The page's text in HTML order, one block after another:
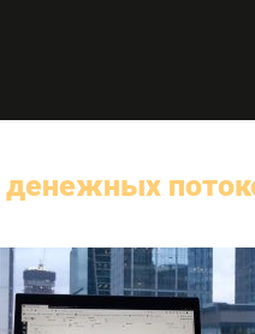
денежных